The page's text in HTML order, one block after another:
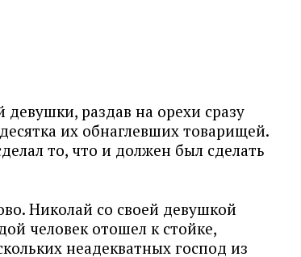
раздав на орехи сразу
их обнаглевших товарищей.
то, что и должен был сделать
Николай со своей девушкой
человек отошел к стойке,
неадекватных господ из